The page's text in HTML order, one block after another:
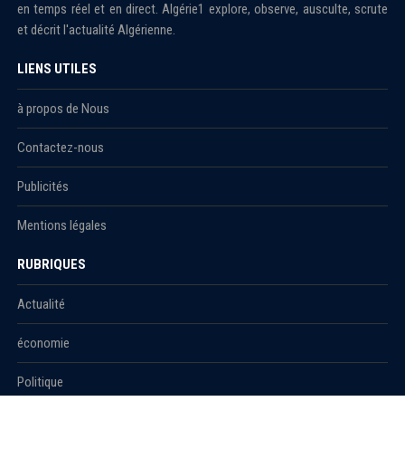
en temps réel et en direct. Algérie1 explore, observe, ausculte, scrute
et décrit l'actualité Algérienne.
LIENS UTILES
à propos de Nous
Contactez-nous
Publicités
Mentions légales
RUBRIQUES
Actualité
économie
Politique